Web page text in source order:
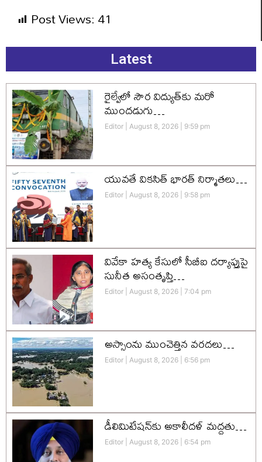
Post Views:41
Latest
రైల్వేలో సౌర విద్యుత్‌కు మరో
ముందడుగు…
Editor August 8, 2026 9:59 pm
యువతే వికసిత్‌ భారత్‌ నిర్మాతలు…
Editor August 8, 2026 9:58 pm
వివేకా హత్య కేసులో సీబీఐ దర్యాప్తుపై
సునీత అసంతృప్తి…
Editor August 8, 2026 7:04 pm
అస్సాంను ముంచెత్తిన వరదలు…
Editor August 8, 2026 6:56 pm
డీలిమిటేషన్‌కు అకాలీదళ్‌ మద్దతు…
Editor August 8, 2026 6:54 pm